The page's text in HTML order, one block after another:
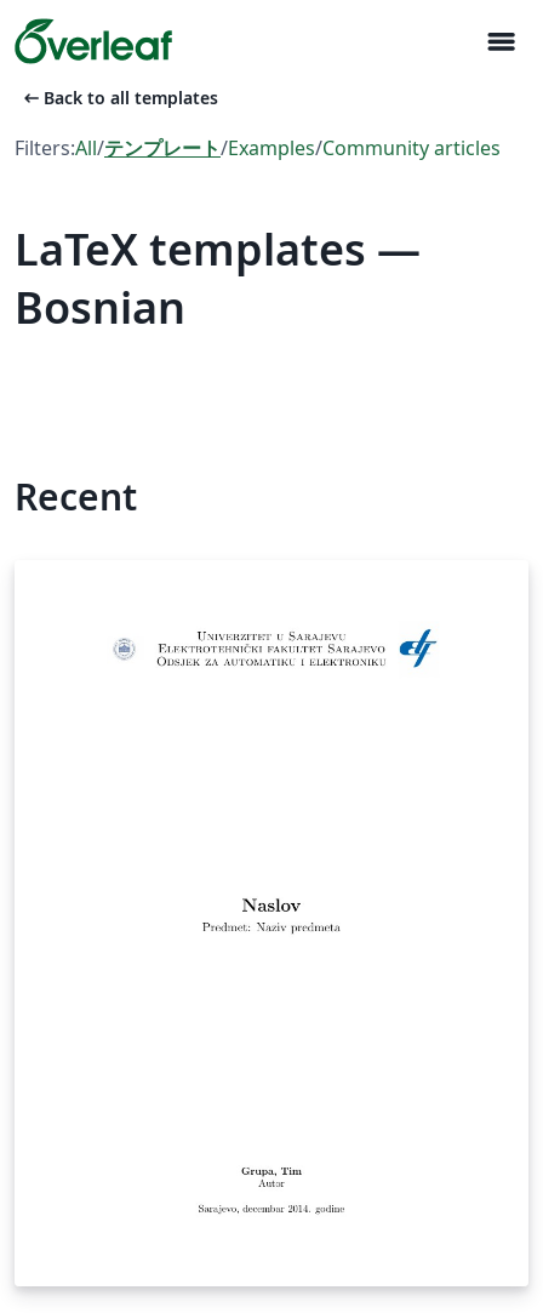
menu
arrow_left_alt Back to all templates
Filters:All/テンプレート/Examples/Community articles
LaTeX templates —
Bosnian
Recent